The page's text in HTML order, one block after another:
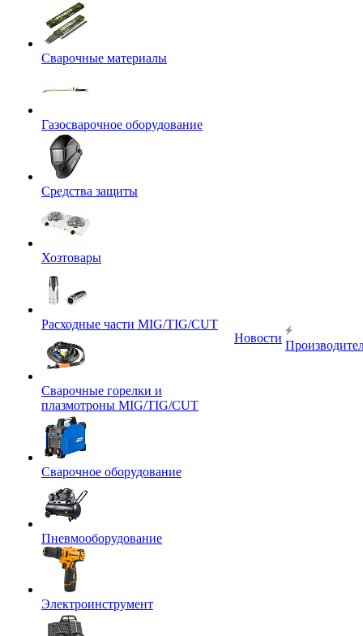
Сварочные материалы
Газосварочное оборудование
Средства защиты
Хозтовары
Расходные части MIG/TIG/CUT
Сварочные горелки и
плазмотроны MIG/TIG/CUT
Сварочное оборудование
Пневмооборудование
Электроинструмент
Новости